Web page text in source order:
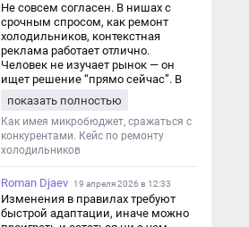
Не совсем согласен. В нишах с
срочным спросом, как ремонт
холодильников, контекстная
реклама работает отлично.
Человек не изучает рынок — он
ищет решение “прямо сейчас”. В
и ловит самый горячий трафик,
тогда как SEO в таких задачах
просто не успевает.
показать полностью
Как имея микробюджет, сражаться с
конкурентами. Кейс по ремонту
холодильников
Roman Djaev 19 апреля 2026 в 12:33
Изменения в правилах требуют
быстрой адаптации, иначе можно